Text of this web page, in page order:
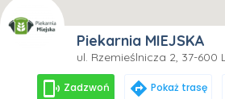
Piekarnia MIEJSKA
ul. Rzemieślnicza 2, 37-600
phonelink_ring Zadzwoń directions Pokaż trasę